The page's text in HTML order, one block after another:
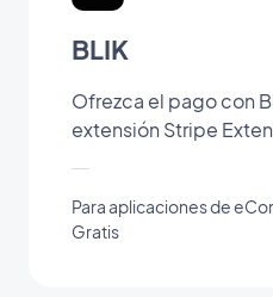
BLIK
Ofrezca el pago con
extensión Stripe
Para aplicaciones de
Gratis